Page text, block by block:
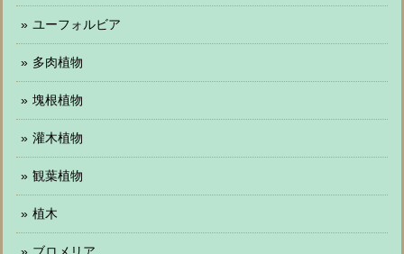
ユーフォルビア
多肉植物
塊根植物
灌木植物
観葉植物
植木